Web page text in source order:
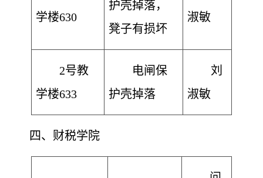
学楼630
护壳掉落，
凳子有损坏
淑敏
2号教
学楼633
电闸保
护壳掉落
刘
淑敏
四、财税学院